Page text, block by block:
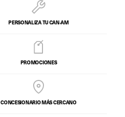
PERSONALIZA TU CAN‑AM
PROMOCIONES
CONCESIONARIO MÁS CERCANO